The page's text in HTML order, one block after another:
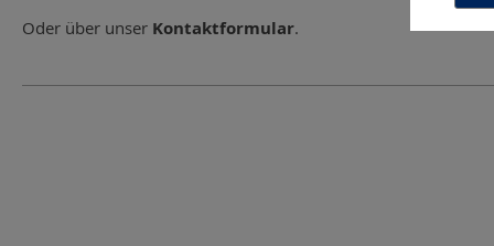
Oder über unser Kontaktformular.